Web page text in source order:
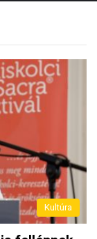
elő : Magyar
nyakába
kívántak a
Kultúra